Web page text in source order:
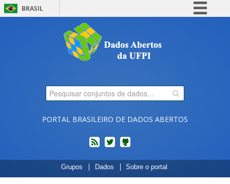
BRASIL
Comunica BR
Participe
Legislação
PORTAL BRASILEIRO DE DADOS ABERTOS
feed twitterCódigos
fonte
de
Grupos Dados Sobre o portal